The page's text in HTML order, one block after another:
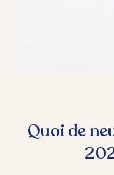
Quoi de